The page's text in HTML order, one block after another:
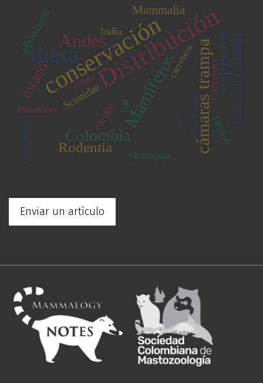
Distribución
conservación
dieta Mamíferos
Andes cámaras trampaespecies
Colombia
listado
Rodentia
Colección biológica
albinismo
caribe
Mammalia
Amazonas
bat
mono
Sciuridae
oso Felinos
Roedores
India
Orinoquia Orinoquía
Carnivora
carretera
Enviar un artículo